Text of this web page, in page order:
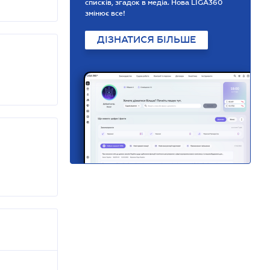
списків, згадок в медіа. Нова LIGA360
змінює все!
ДІЗНАТИСЯ БІЛЬШЕ